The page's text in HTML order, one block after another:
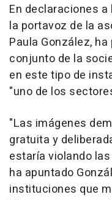
En declaraciones
la portavoz de la
Paula González,
conjunto de la
en este tipo de
"uno de los
"Las imágenes
gratuita y
estaría violando
ha apuntado
instituciones que